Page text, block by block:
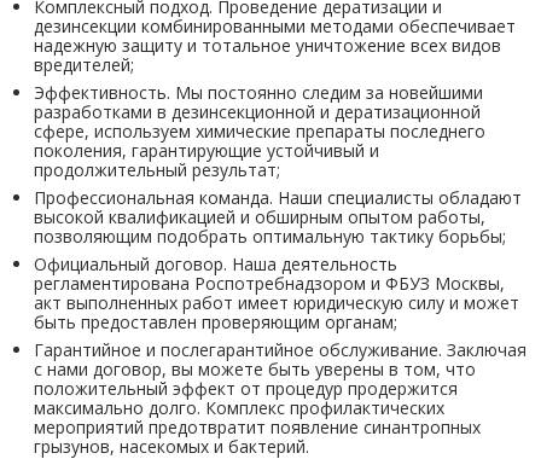
Комплексный подход. Проведение дератизации и
дезинсекции комбинированными методами обеспечивает
надежную защиту и тотальное уничтожение всех видов
вредителей;
Эффективность. Мы постоянно следим за новейшими
разработками в дезинсекционной и дератизационной
сфере, используем химические препараты последнего
поколения, гарантирующие устойчивый и
продолжительный результат;
Профессиональная команда. Наши специалисты обладают
высокой квалификацией и обширным опытом работы,
позволяющим подобрать оптимальную тактику борьбы;
Официальный договор. Наша деятельность
регламентирована Роспотребнадзором и ФБУЗ Москвы,
акт выполненных работ имеет юридическую силу и может
быть предоставлен проверяющим органам;
Гарантийное и послегарантийное обслуживание. Заключая
с нами договор, вы можете быть уверены в том, что
положительный эффект от процедур продержится
максимально долго. Комплекс профилактических
мероприятий предотвратит появление синантропных
грызунов, насекомых и бактерий.